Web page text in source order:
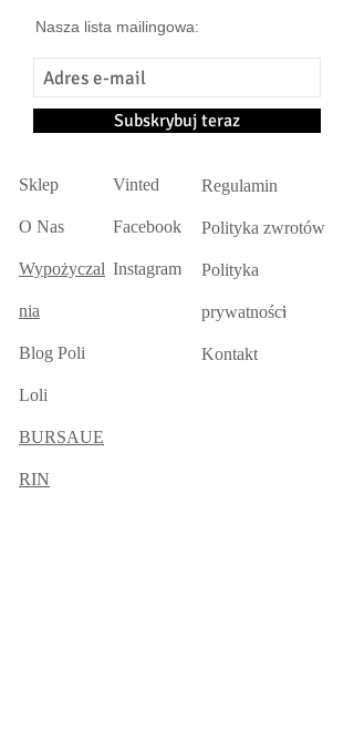
Nasza lista mailingowa:
Subskrybuj teraz
Sklep
O Nas
Wypożyczal
nia
Blog Poli
Loli
BURSAUE
RIN
Vinted​
Facebook
Instagram
Regulamin
Polityka zwrotów
Polityka
prywatności
Kontakt